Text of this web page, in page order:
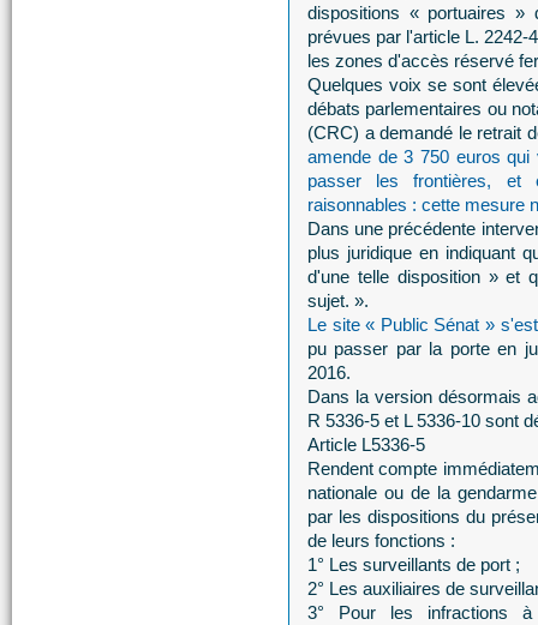
dispositions « portuaires »
prévues par l'article L.
les zones d'accès réservé
Quelques voix se sont
débats parlementaires ou
(CRC) a demandé le retrait
amende de 3 750 euros
passer les frontières, et
raisonnables : cette mesure
Dans une précédente
plus juridique en indiquant
d'une telle disposition » et
sujet. ».
Le site « Public Sénat »
pu passer par la porte en
2016.
Dans la version désormais
R 5336-5 et L 5336-10 sont
Article L5336-5
Rendent compte
nationale ou de la
par les dispositions du
de leurs fonctions :
1° Les surveillants de port ;
2° Les auxiliaires de
3° Pour les infractions